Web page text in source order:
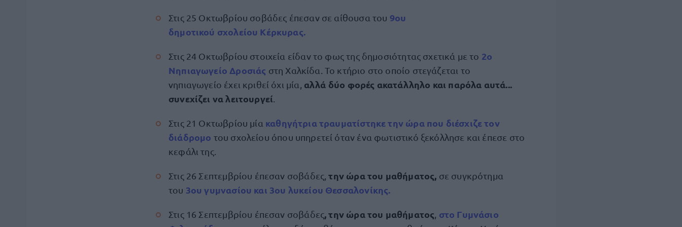
Στις 25 Οκτωβρίου σοβάδες έπεσαν σε αίθουσα του 9ου
δημοτικού σχολείου Κέρκυρας.
Στις 24 Οκτωβρίου στοιχεία είδαν το φως της δημοσιότητας σχετικά με το 2ο
Νηπιαγωγείο Δροσιάς στη Χαλκίδα. Το κτήριο στο οποίο στεγάζεται το
νηπιαγωγείο έχει κριθεί όχι μία, αλλά δύο φορές ακατάλληλο και παρόλα αυτά...
συνεχίζει να λειτουργεί
Στις 21 Οκτωβρίου μία καθηγήτρια τραυματίστηκε την ώρα που διέσχιζε τον
διάδρομο του σχολείου όπου υπηρετεί όταν ένα φωτιστικό ξεκόλλησε και έπεσε στο
κεφάλι της.
Στις 26 Σεπτεμβρίου έπεσαν σοβάδες,την ώρα του μαθήματος, σε συγκρότημα
του 3ου γυμνασίου και 3ου λυκείου Θεσσαλονίκης.
Στις 16 Σεπτεμβρίου έπεσαν σοβάδες, την ώρα του μαθήματος στο Γυμνάσιο